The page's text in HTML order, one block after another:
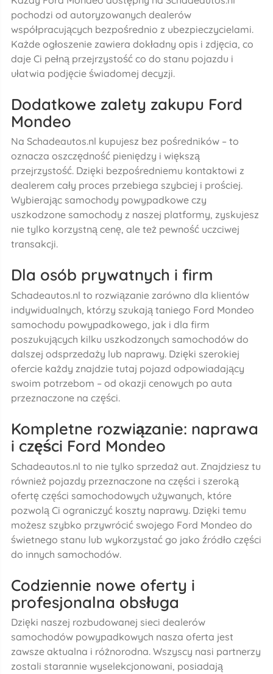
pochodzi od autoryzowanych dealerów
współpracujących bezpośrednio z ubezpieczycielami.
Każde ogłoszenie zawiera dokładny opis i zdjęcia, co
daje Ci pełną przejrzystość co do stanu pojazdu i
ułatwia podjęcie świadomej decyzji.
Dodatkowe zalety zakupu Ford
Mondeo
Na Schadeautos.nl kupujesz bez pośredników – to
oznacza oszczędność pieniędzy i większą
przejrzystość. Dzięki bezpośredniemu kontaktowi z
dealerem cały proces przebiega szybciej i prościej.
Wybierając samochody powypadkowe czy
uszkodzone samochody z naszej platformy, zyskujesz
nie tylko korzystną cenę, ale też pewność uczciwej
transakcji.
Dla osób prywatnych i firm
Schadeautos.nl to rozwiązanie zarówno dla klientów
indywidualnych, którzy szukają taniego Ford Mondeo
samochodu powypadkowego, jak i dla firm
poszukujących kilku uszkodzonych samochodów do
dalszej odsprzedaży lub naprawy. Dzięki szerokiej
ofercie każdy znajdzie tutaj pojazd odpowiadający
swoim potrzebom – od okazji cenowych po auta
przeznaczone na części.
Kompletne rozwiązanie: naprawa
i części Ford Mondeo
Schadeautos.nl to nie tylko sprzedaż aut. Znajdziesz tu
również pojazdy przeznaczone na części i szeroką
ofertę części samochodowych używanych, które
pozwolą Ci ograniczyć koszty naprawy. Dzięki temu
możesz szybko przywrócić swojego Ford Mondeo do
świetnego stanu lub wykorzystać go jako źródło części
do innych samochodów.
Codziennie nowe oferty i
profesjonalna obsługa
Dzięki naszej rozbudowanej sieci dealerów
samochodów powypadkowych nasza oferta jest
zawsze aktualna i różnorodna. Wszyscy nasi partnerzy
zostali starannie wyselekcjonowani, posiadają